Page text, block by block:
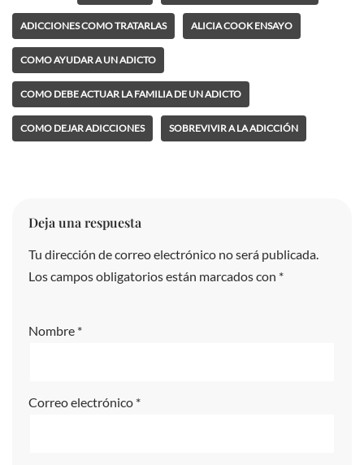
ADICCIONES COMO TRATARLAS ALICIA COOK ENSAYO
COMO AYUDAR A UN ADICTO
COMO DEBE ACTUAR LA FAMILIA DE UN ADICTO
COMO DEJAR ADICCIONES SOBREVIVIR A LA ADICCIÓN
Deja una respuesta
Tu dirección de correo electrónico no será publicada.
Los campos obligatorios están marcados con *
Nombre *
Correo electrónico *
A
lt
v